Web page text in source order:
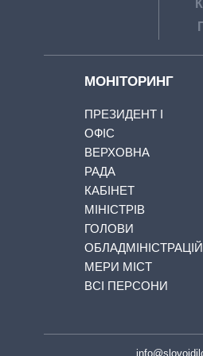
МОНІТОРИНГ
ПРЕЗИДЕНТ І
ОФІС
ВЕРХОВНА
РАДА
КАБІНЕТ
МІНІСТРІВ
ГОЛОВИ
ОБЛАДМІНІСТРАЦІЙ
МЕРИ МІСТ
ВСІ ПЕРСОНИ